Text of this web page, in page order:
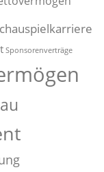
Sponsorenverträge